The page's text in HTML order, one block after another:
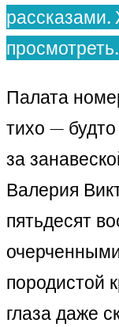
Палата
тихо —
за
Валерия
пятьдесят
породистой
глаза даже